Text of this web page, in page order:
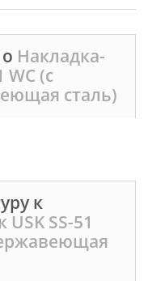
Накладка-
WC (с
сталь)
к
SS-51